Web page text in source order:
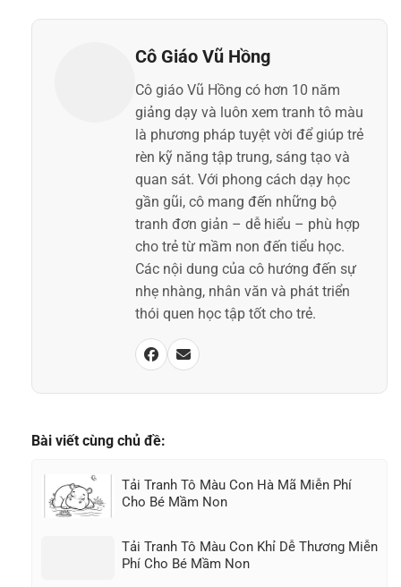
Cô Giáo Vũ Hồng
Cô giáo Vũ Hồng có hơn 10 năm
giảng dạy và luôn xem tranh tô màu
là phương pháp tuyệt vời để giúp trẻ
rèn kỹ năng tập trung, sáng tạo và
quan sát. Với phong cách dạy học
gần gũi, cô mang đến những bộ
tranh đơn giản – dễ hiểu – phù hợp
cho trẻ từ mầm non đến tiểu học.
Các nội dung của cô hướng đến sự
nhẹ nhàng, nhân văn và phát triển
thói quen học tập tốt cho trẻ.
Bài viết cùng chủ đề:
Tải Tranh Tô Màu Con Hà Mã Miễn Phí
Cho Bé Mầm Non
Tải Tranh Tô Màu Con Khỉ Dễ Thương Miễn
Phí Cho Bé Mầm Non